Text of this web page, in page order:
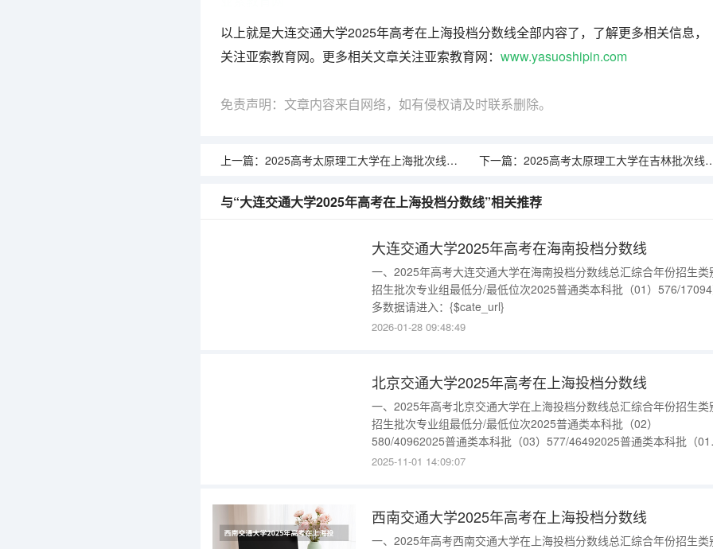
以上就是大连交通大学2025年高考在上海投档分数线全部内容了，了解更多相关信息，
关注亚索教育网。更多相关文章关注亚索教育网： www.yasuoshipin.com
免责声明：文章内容来自网络，如有侵权请及时联系删除。
上一篇： 2025高考太原理工大学在上海批次线差是多少（2026参考） 下一篇： 2025高考太原理工大学在吉林批次线差是多少（2026参考）
与“大连交通大学2025年高考在上海投档分数线”相关推荐
大连交通大学2025年高考在海南投档分数线
一、2025年高考大连交通大学在海南投档分数线总汇综合年份招生类
招生批次专业组最低分/最低位次2025普通类本科批（01）576/
多数据请进入：{$cate_url}
2026-01-28 09:48:49
北京交通大学2025年高考在上海投档分数线
一、2025年高考北京交通大学在上海投档分数线总汇综合年份招生类
招生批次专业组最低分/最低位次2025普通类本科批（02）
580/40962025普通类本科批（03）577/46492025普通类本科批（
560/81172025中外合作办学本科批（04）568/63792025中外合作办
2025-11-01 14:09:07
西南交通大学2025年高考在上海投档分数线
一、2025年高考西南交通大学在上海投档分数线总汇综合年份招生类